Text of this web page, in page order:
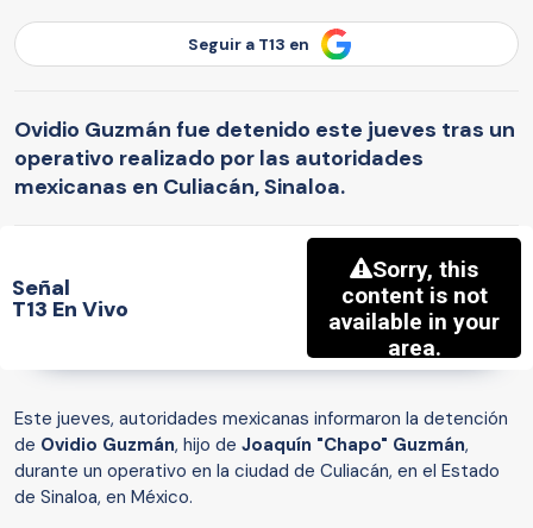
Seguir a T13 en
Ovidio Guzmán fue detenido este jueves tras un
operativo realizado por las autoridades
mexicanas en Culiacán, Sinaloa.
Señal
T13 En Vivo
Este jueves, autoridades mexicanas informaron la detención
de Ovidio Guzmán, hijo de Joaquín "Chapo" Guzmán,
durante un operativo en la ciudad de Culiacán, en el Estado
de Sinaloa, en México.